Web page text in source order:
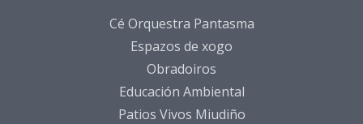
Cé Orquestra Pantasma
Espazos de xogo
Obradoiros
Educación Ambiental
Patios Vivos Miudiño